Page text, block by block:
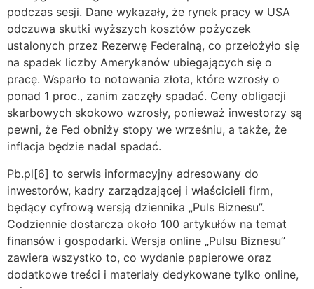
podczas sesji. Dane wykazały, że rynek pracy w USA
odczuwa skutki wyższych kosztów pożyczek
ustalonych przez Rezerwę Federalną, co przełożyło się
na spadek liczby Amerykanów ubiegających się o
pracę. Wsparło to notowania złota, które wzrosły o
ponad 1 proc., zanim zaczęły spadać. Ceny obligacji
skarbowych skokowo wzrosły, ponieważ inwestorzy są
pewni, że Fed obniży stopy we wrześniu, a także, że
inflacja będzie nadal spadać.
Pb.pl[6] to serwis informacyjny adresowany do
inwestorów, kadry zarządzającej i właścicieli firm,
będący cyfrową wersją dziennika „Puls Biznesu”.
Codziennie dostarcza około 100 artykułów na temat
finansów i gospodarki. Wersja online „Pulsu Biznesu”
zawiera wszystko to, co wydanie papierowe oraz
dodatkowe treści i materiały dedykowane tylko online,